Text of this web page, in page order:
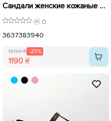
Сандали женские кожаные 594201 Черные распродажа
0
3637383940
1590 ₴ -25%
1190 ₴